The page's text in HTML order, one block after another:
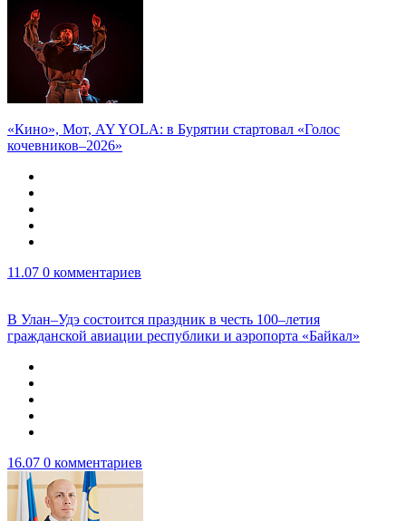
«Кино», Мот, AY YOLA: в Бурятии стартовал «Голос
кочевников–2026»
11.07 0 комментариев
В Улан–Удэ состоится праздник в честь 100–летия
гражданской авиации республики и аэропорта «Байкал»
16.07 0 комментариев